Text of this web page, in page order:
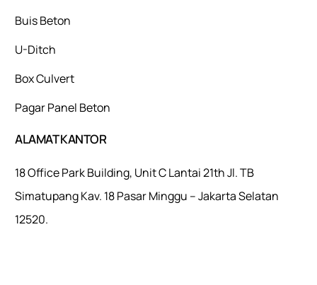
Buis Beton
U-Ditch
Box Culvert
Pagar Panel Beton
ALAMAT KANTOR
18 Office Park Building, Unit C Lantai 21th Jl. TB
Simatupang Kav. 18 Pasar Minggu – Jakarta Selatan
12520.